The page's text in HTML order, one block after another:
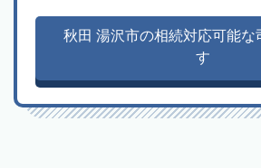
秋田 湯沢市の相続対応可能な
す